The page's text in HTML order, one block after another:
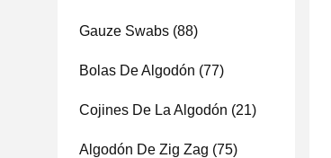
Gauze Swabs (88)
Bolas De Algodón (77)
Cojines De La Algodón (21)
Algodón De Zig Zag (75)